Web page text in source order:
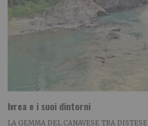
Ivrea e i suoi dintorni
LA GEMMA DEL CANAVESE TRA